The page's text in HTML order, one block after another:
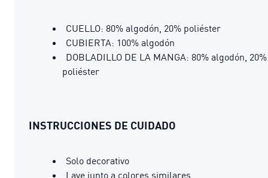
CUELLO: 80% algodón, 20% poliéster
CUBIERTA: 100% algodón
DOBLADILLO DE LA MANGA: 80% algodón, 20%
poliéster
INSTRUCCIONES DE CUIDADO
Solo decorativo
Lave junto a colores similares